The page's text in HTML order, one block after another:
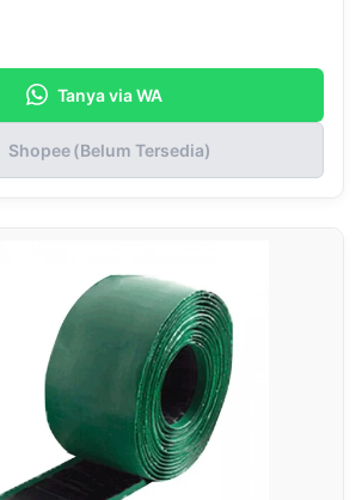
Tanya via WA
Shopee (Belum Tersedia)